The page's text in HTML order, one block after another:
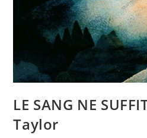
LE SANG NE
Taylor